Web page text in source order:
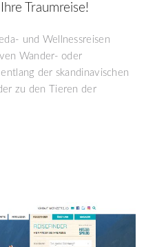
Traumreise!
und Wellnessreisen
Wander- oder
der skandinavischen
zu den Tieren der